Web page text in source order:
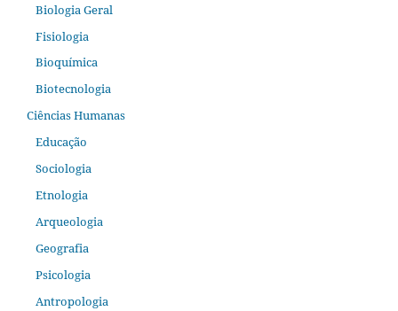
Biologia Geral
Fisiologia
Bioquímica
Biotecnologia
Ciências Humanas
Educação
Sociologia
Etnologia
Arqueologia
Geografia
Psicologia
Antropologia